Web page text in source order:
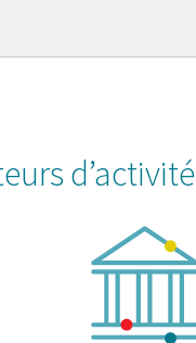
d’activité